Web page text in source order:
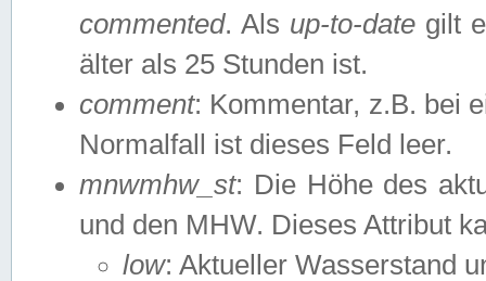
commented. Als up-to-date gilt
älter als 25 Stunden ist.
comment: Kommentar, z.B. bei
Normalfall ist dieses Feld leer.
mnwmhw_st: Die Höhe des
und den MHW. Dieses Attribut
low: Aktueller Wasserstand